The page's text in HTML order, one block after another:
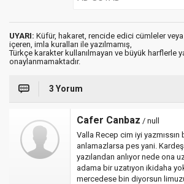
UYARI: Küfür, hakaret, rencide edici cümleler veya
içeren, imla kuralları ile yazılmamış,
Türkçe karakter kullanılmayan ve büyük harflerle
onaylanmamaktadır.
3 Yorum
Cafer Canbaz / null
Valla Recep cim iyi yazmıssın
anlamazlarsa pes yani.
yazılandan anlıyor nede ona
adama bir uzatıyon ikidaha
mercedese bin diyorsun